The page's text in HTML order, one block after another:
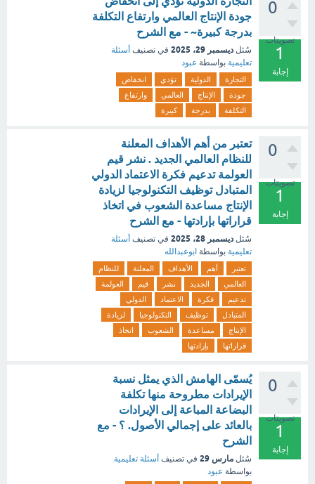
0
تصويتات
1
إجابة
جودة الإنتاج العالمي وارتفاع التكلفة
بدرجة كبيرة~ - مع الشرح
سُئل ديسمبر 29، 2025 في تصنيف أسئلة
تعليمية بواسطة عبود
التجارة الدولية تؤدي
انخفاض
جودة
الإنتاج العالمي
وارتفاع
التكلفة
بدرجة كبيرة
0
تصويتات
1
إجابة
تعتبر من أهم الأهداف المعلنة
للنظام العالمي الجديد . نشر قيم
العولمة تدعيم فكرة الاعتماد الدولي
المتبادل توظيف التكنولوجيا لزيادة
الإنتاج مساعدة الشعوب في اتخاذ
قراراتها بإرادتها - مع الشرح
سُئل ديسمبر 28، 2025 في تصنيف أسئلة
تعليمية بواسطة ابوعبدالله
تعتبر أهم الأهداف المعلنة
للنظام
العالمي
الجديد نشر قيم
العولمة
تدعيم
فكرة الاعتماد
الدولي
المتبادل
توظيف التكنولوجيا
لزيادة
الإنتاج
مساعدة الشعوب
اتخاذ
قراراتها
بإرادتها
0
تصويتات
1
إجابة
يُسمّى الهامش الذي يمثل نسبة
الإيرادات مطروحة منها تكلفة
البضاعة المباعة إلى الإيرادات
بالعائد على إجمالي الأصول. ؟ - مع
الشرح
سُئل مارس 29 في تصنيف أسئلة تعليمية
بواسطة عبود